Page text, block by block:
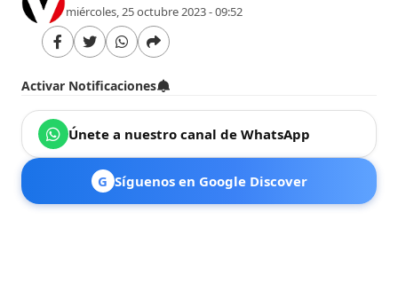
miércoles, 25 octubre 2023 - 09:52
Activar Notificaciones
Únete a nuestro canal de WhatsApp
G Síguenos en Google Discover